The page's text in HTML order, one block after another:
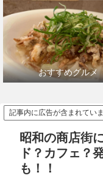
おすすめグルメ
記事内に広告が含まれていま
昭和の商店街
ド？カフェ？
も！！